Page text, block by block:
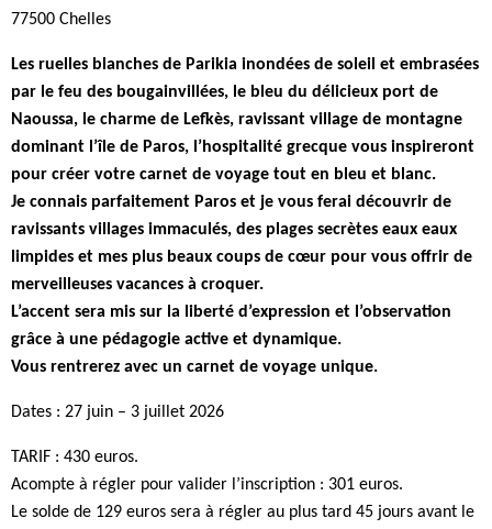
77500 Chelles
Les ruelles blanches de Parikia inondées de soleil et embrasées
par le feu des bougainvillées, le bleu du délicieux port de
Naoussa, le charme de Lefkès, ravissant village de montagne
dominant l’île de Paros, l’hospitalité grecque vous inspireront
pour créer votre carnet de voyage tout en bleu et blanc.
Je connais parfaitement Paros et je vous ferai découvrir de
ravissants villages immaculés, des plages secrètes eaux eaux
limpides et mes plus beaux coups de cœur pour vous offrir de
merveilleuses vacances à croquer.
L’accent sera mis sur la liberté d’expression et l’observation
grâce à une pédagogie active et dynamique.
Vous rentrerez avec un carnet de voyage unique.
Dates : 27 juin – 3 juillet 2026
TARIF : 430 euros.
Acompte à régler pour valider l’inscription : 301 euros.
Le solde de 129 euros sera à régler au plus tard 45 jours avant le